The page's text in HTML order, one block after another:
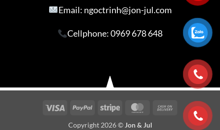
Email: ngoctrinh@jon-jul.com
Cellphone:0969 678 648
Visa PayPal Stripe MasterCardCash
On
Copyright 2026 © Jon & Jul